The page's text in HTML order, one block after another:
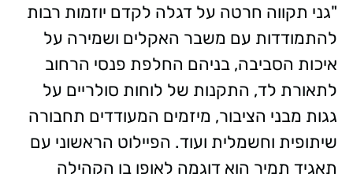
"גני תקווה חרטה על דגלה לקדם יוזמות רבות
להתמודדות עם משבר האקלים ושמירה על
איכות הסביבה, בניהם החלפת פנסי הרחוב
לתאורת לד, התקנות של לוחות סולריים על
גגות מבני הציבור, מיזמים המעודדים תחבורה
שיתופית וחשמלית ועוד. הפיילוט הראשוני עם
תאגיד תמיר הוא דוגמה לאופן בו הקהילה